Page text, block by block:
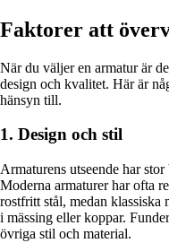
Faktorer att
När du väljer en armatur är
design och kvalitet. Här är
hänsyn till.
1. Design och stil
Armaturens utseende har
Moderna armaturer har ofta
rostfritt stål, medan klassiska
i mässing eller koppar.
övriga stil och material.